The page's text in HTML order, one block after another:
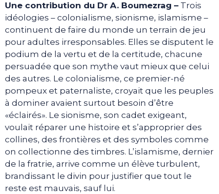
Une contribution du Dr A. Boumezrag – Trois
idéologies – colonialisme, sionisme, islamisme –
continuent de faire du monde un terrain de jeu
pour adultes irresponsables. Elles se disputent le
podium de la vertu et de la certitude, chacune
persuadée que son mythe vaut mieux que celui
des autres. Le colonialisme, ce premier-né
pompeux et paternaliste, croyait que les peuples
à dominer avaient surtout besoin d’être
«éclairés». Le sionisme, son cadet exigeant,
voulait réparer une histoire et s’approprier des
collines, des frontières et des symboles comme
on collectionne des timbres. L’islamisme, dernier
de la fratrie, arrive comme un élève turbulent,
brandissant le divin pour justifier que tout le
reste est mauvais, sauf lui.